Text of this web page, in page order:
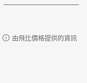
由飛比價格提供的資訊